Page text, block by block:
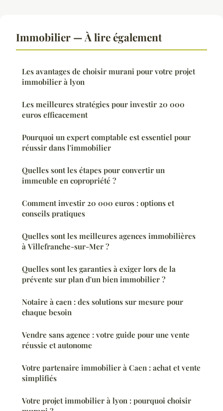
Immobilier — À lire également
Les avantages de choisir murani pour votre projet
immobilier à lyon
Les meilleures stratégies pour investir 20 000
euros efficacement
Pourquoi un expert comptable est essentiel pour
réussir dans l'immobilier
Quelles sont les étapes pour convertir un
immeuble en copropriété ?
Comment investir 20 000 euros : options et
conseils pratiques
Quelles sont les meilleures agences immobilières
à Villefranche-sur-Mer ?
Quelles sont les garanties à exiger lors de la
prévente sur plan d'un bien immobilier ?
Notaire à caen : des solutions sur mesure pour
chaque besoin
Vendre sans agence : votre guide pour une vente
réussie et autonome
Votre partenaire immobilier à Caen : achat et vente
simplifiés
Votre projet immobilier à lyon : pourquoi choisir